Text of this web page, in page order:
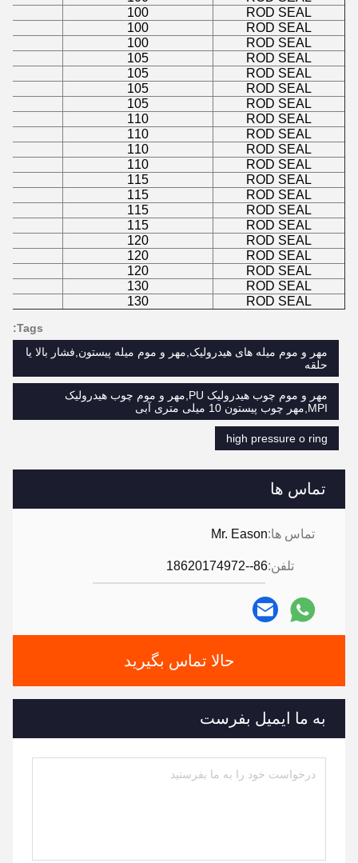
تماس ها
تماس ها:Mr. Eason
تلفن:86--18620174972
حالا تماس بگیرید
به ما ایمیل بفرست
ROD SEAL
100
ROD SEAL
100
ROD SEAL
100
ROD SEAL
105
ROD SEAL
105
ROD SEAL
105
ROD SEAL
105
ROD SEAL
110
ROD SEAL
110
ROD SEAL
110
ROD SEAL
110
ROD SEAL
115
ROD SEAL
115
ROD SEAL
115
ROD SEAL
115
ROD SEAL
120
ROD SEAL
120
ROD SEAL
120
ROD SEAL
130
ROD SEAL
130
Tags:
مهر و موم میله های هیدرولیک,مهر و موم میله پیستون,فشار بالا یا
حلقه
مهر و موم چوب هیدرولیک PU,مهر و موم چوب هیدرولیک
MPI,مهر چوب پیستون 10 میلی متری آبی
high pressure o ring